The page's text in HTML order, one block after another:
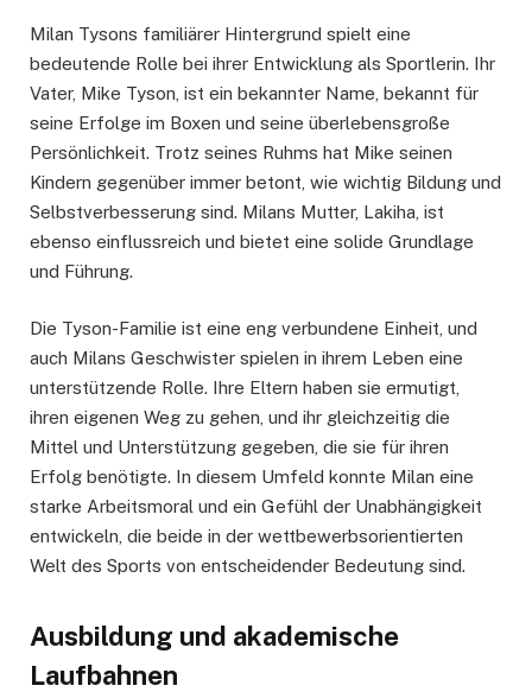
Milan Tysons familiärer Hintergrund spielt eine
bedeutende Rolle bei ihrer Entwicklung als Sportlerin. Ihr
Vater, Mike Tyson, ist ein bekannter Name, bekannt für
seine Erfolge im Boxen und seine überlebensgroße
Persönlichkeit. Trotz seines Ruhms hat Mike seinen
Kindern gegenüber immer betont, wie wichtig Bildung und
Selbstverbesserung sind. Milans Mutter, Lakiha, ist
ebenso einflussreich und bietet eine solide Grundlage
und Führung.
Die Tyson-Familie ist eine eng verbundene Einheit, und
auch Milans Geschwister spielen in ihrem Leben eine
unterstützende Rolle. Ihre Eltern haben sie ermutigt,
ihren eigenen Weg zu gehen, und ihr gleichzeitig die
Mittel und Unterstützung gegeben, die sie für ihren
Erfolg benötigte. In diesem Umfeld konnte Milan eine
starke Arbeitsmoral und ein Gefühl der Unabhängigkeit
entwickeln, die beide in der wettbewerbsorientierten
Welt des Sports von entscheidender Bedeutung sind.
Ausbildung und akademische
Laufbahnen